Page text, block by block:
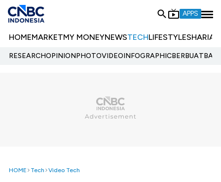
APPS
HOMEMARKETMY MONEYNEWSTECHLIFESTYLESHARIA
RESEARCHOPINIONPHOTOVIDEOINFOGRAPHIC
HOME Tech Video Tech